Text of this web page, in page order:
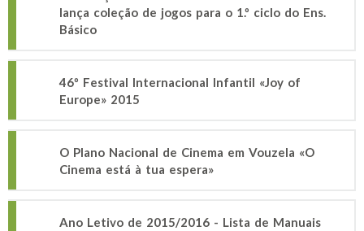
lança coleção de jogos para o 1.º ciclo do Ens.
Básico
46º Festival Internacional Infantil «Joy of
Europe» 2015
O Plano Nacional de Cinema em Vouzela «O
Cinema está à tua espera»
Ano Letivo de 2015/2016 - Lista de Manuais